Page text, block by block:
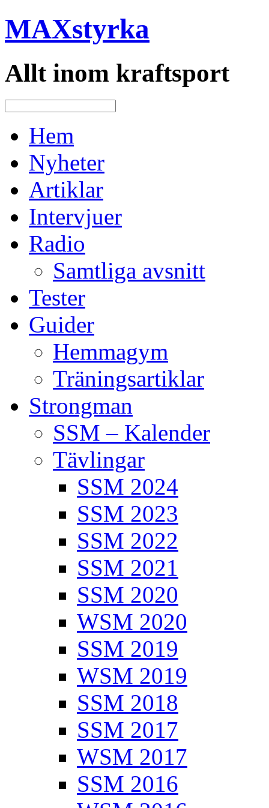
MAXstyrka
Allt inom kraftsport
Hem
Nyheter
Artiklar
Intervjuer
Radio
Samtliga avsnitt
Tester
Guider
Hemmagym
Träningsartiklar
Strongman
SSM – Kalender
Tävlingar
SSM 2024
SSM 2023
SSM 2022
SSM 2021
SSM 2020
WSM 2020
SSM 2019
WSM 2019
SSM 2018
SSM 2017
WSM 2017
SSM 2016